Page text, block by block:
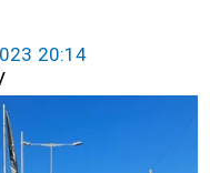
20:14